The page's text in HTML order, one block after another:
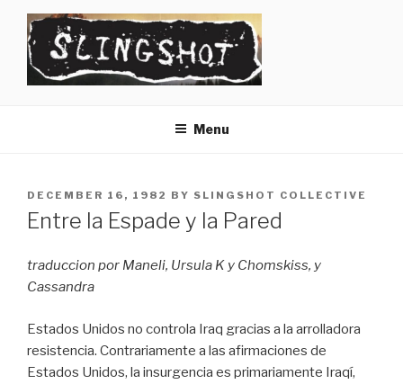
content
Menu
POSTED
ON
DECEMBER 16, 1982 BY SLINGSHOT COLLECTIVE
Entre la Espade y la Pared
traduccion por Maneli, Ursula K y Chomskiss, y
Cassandra
Estados Unidos no controla Iraq gracias a la arrolladora
resistencia. Contrariamente a las afirmaciones de
Estados Unidos, la insurgencia es primariamente Iraqí,